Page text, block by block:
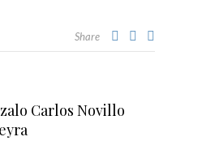
Share
Carlos Novillo